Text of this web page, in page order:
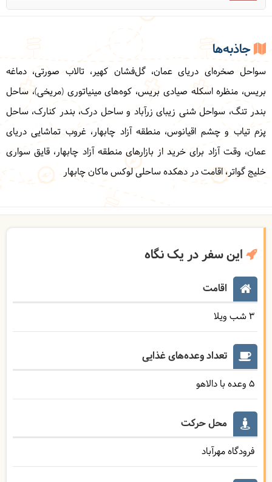
جاذبه‌ها
سواحل صخره‌ای دریای عمان، گل‌فشان کهیر، تالاب صورتی، دماغه
بریس، منظره اسکله صیادی بریس، کوه‌های مینیاتوری (مریخی)، ساحل
بندر تنگ، سواحل شنی زیبای زرآباد و ساحل درک، بندر کنارک، ساحل
پزم تیاب و چشم اقیانوس، منطقه آزاد چابهار، غروب تماشایی دریای
عمان، وقت آزاد برای خرید از بازارهای منطقه آزاد چابهار، قایق سواری
خلیج گواتر، اقامت در دهکده ساحلی لوکس ماکان چابهار
این سفر در یک نگاه
اقامت
3 شب ویلا
تعداد وعده‌های غذایی
5 وعده با دالاهو
محل حرکت
فرودگاه مهرآباد